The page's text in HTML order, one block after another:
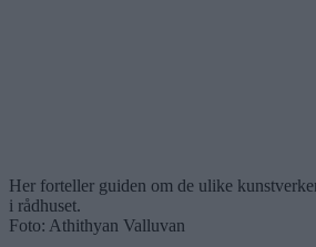
Her forteller guiden om de ulike
i rådhuset.
Foto: Athithyan Valluvan